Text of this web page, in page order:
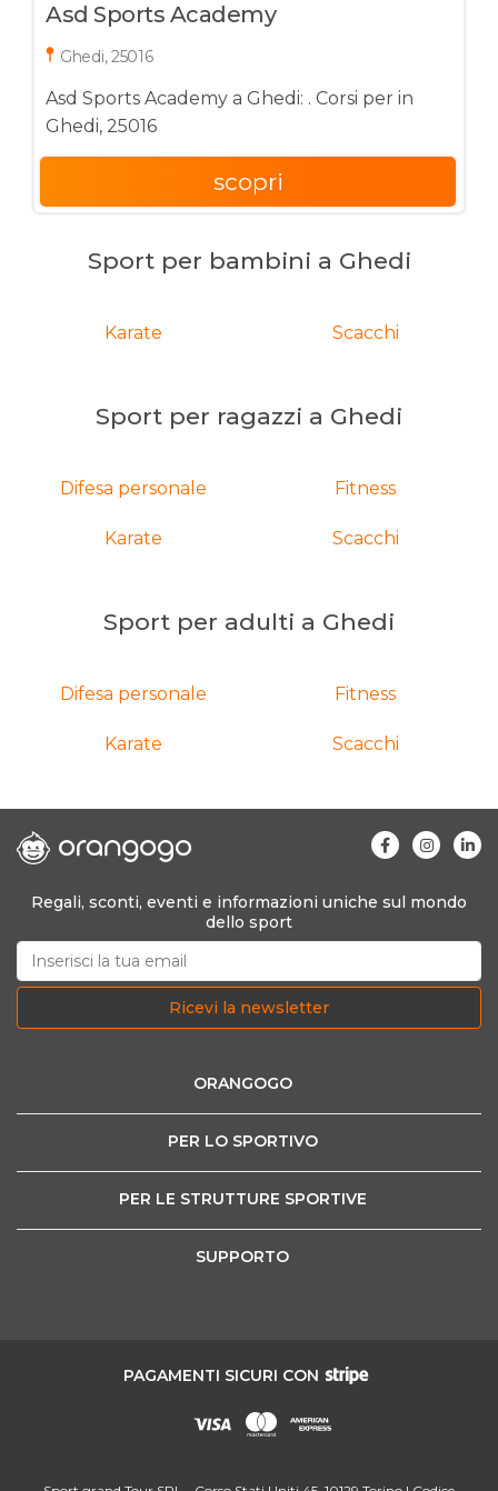
Asd Sports Academy
Ghedi, 25016
Asd Sports Academy a Ghedi: . Corsi per in
Ghedi, 25016
scopri
Sport per bambini a Ghedi
Karate Scacchi
Sport per ragazzi a Ghedi
Difesa personale Fitness
Karate Scacchi
Sport per adulti a Ghedi
Difesa personale Fitness
Karate Scacchi
Regali, sconti, eventi e informazioni uniche sul mondo
dello sport
Ricevi la newsletter
ORANGOGO
PER LO SPORTIVO
PER LE STRUTTURE SPORTIVE
SUPPORTO
PAGAMENTI SICURI CON